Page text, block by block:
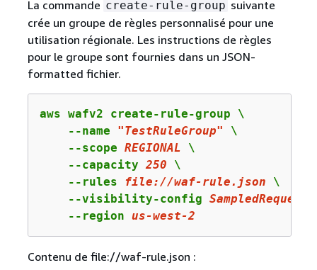
La commande create-rule-group suivante
crée un groupe de règles personnalisé pour une
utilisation régionale. Les instructions de règles
pour le groupe sont fournies dans un JSON-
formatted fichier.
aws wafv2 create-rule-group \
    --name
"TestRuleGroup" \
    --scope
REGIONAL \
    --capacity
250 \
    --rules
file://waf-rule.json \
    --visibility-config
    --region
us-west-2
Contenu de file://waf-rule.json :